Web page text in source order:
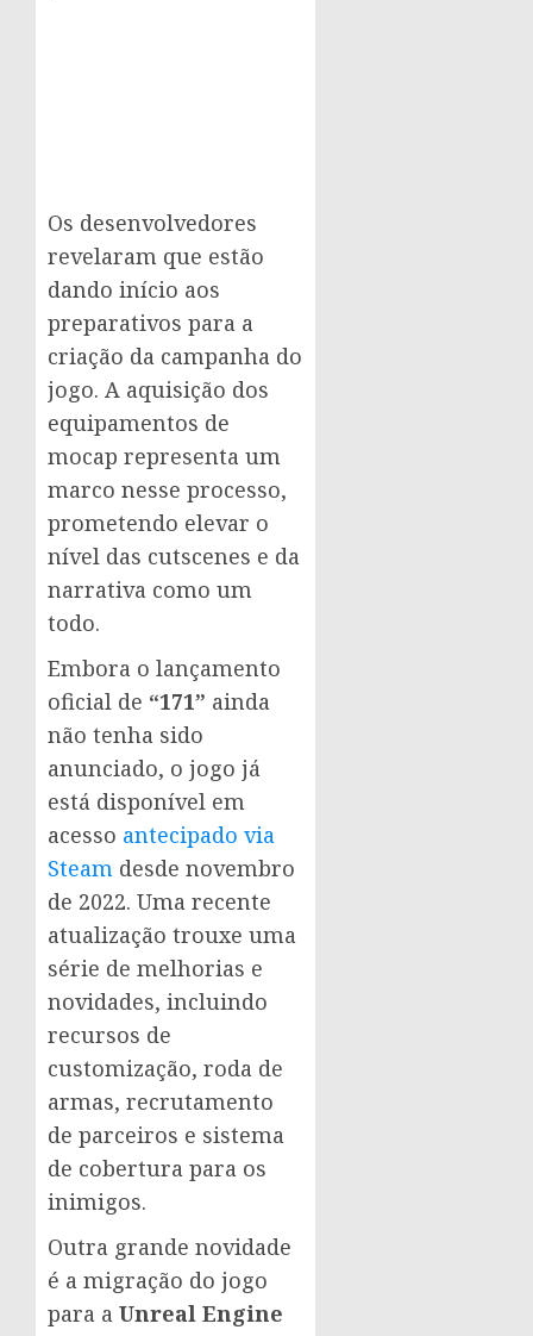
Os desenvolvedores
revelaram que estão
dando início aos
preparativos para a
criação da campanha do
jogo. A aquisição dos
equipamentos de
mocap representa um
marco nesse processo,
prometendo elevar o
nível das cutscenes e da
narrativa como um
todo.
Embora o lançamento
oficial de “171” ainda
não tenha sido
anunciado, o jogo já
está disponível em
acesso antecipado via
Steam desde novembro
de 2022. Uma recente
atualização trouxe uma
série de melhorias e
novidades, incluindo
recursos de
customização, roda de
armas, recrutamento
de parceiros e sistema
de cobertura para os
inimigos.
Outra grande novidade
é a migração do jogo
para a Unreal Engine